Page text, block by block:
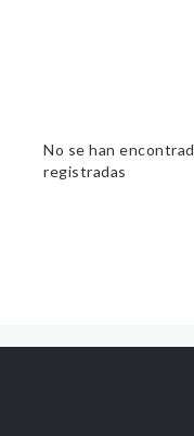
No se han
registradas